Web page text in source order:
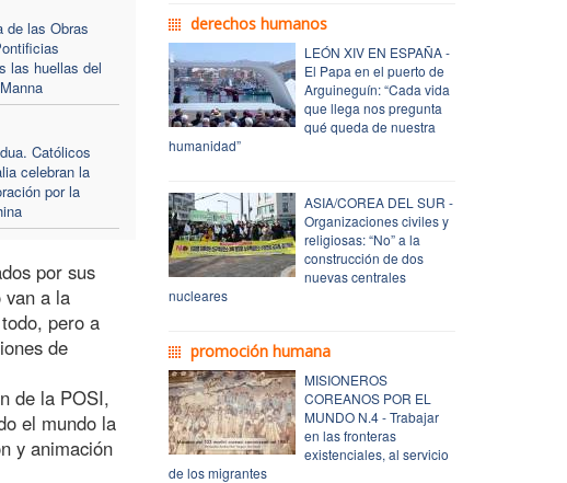
de las Obras
las huellas del
Católicos
celebran la
por la
por sus
van a la
pero a
de
de la POSI,
el mundo la
y animación
derechos humanos
LEÓN XIV EN ESPAÑA -
El Papa en el puerto de
Arguineguín: “Cada vida
que llega nos pregunta
qué queda de nuestra
humanidad”
ASIA/COREA DEL SUR -
Organizaciones civiles y
religiosas: “No” a la
construcción de dos
nuevas centrales
nucleares
promoción humana
MISIONEROS
COREANOS POR EL
MUNDO N.4 - Trabajar
en las fronteras
existenciales, al servicio
de los migrantes